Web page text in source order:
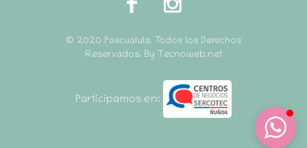
© 2020 Pascualula. Todos los Derechos
Reservados. By Tecnoweb.net
Participamos en: